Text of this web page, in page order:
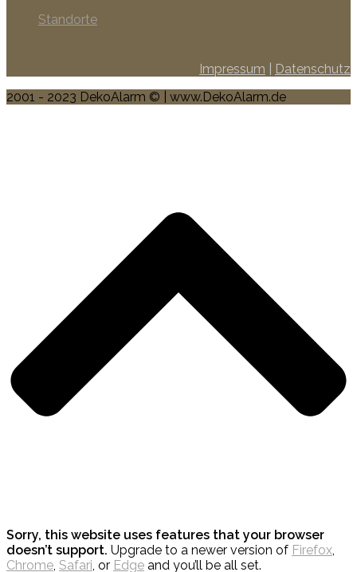
Standorte
Impressum
Datenschutz
2001 - 2023 DekoAlarm © | www.DekoAlarm.de
Sorry, this website uses features that your browser
doesn’t support. Upgrade to a newer version of Firefox,
Chrome, Safari, or Edge and you’ll be all set.